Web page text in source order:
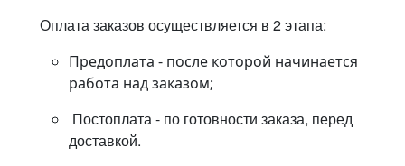
Оплата заказов осуществляется в 2 этапа:
Предоплата - после которой начинается
работа над заказом;
Постоплата - по готовности заказа, перед
доставкой.